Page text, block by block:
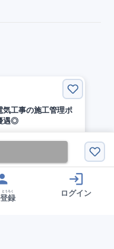
気工事の施工管理ポ
遇◎
登録
とうろく
login
ログイン